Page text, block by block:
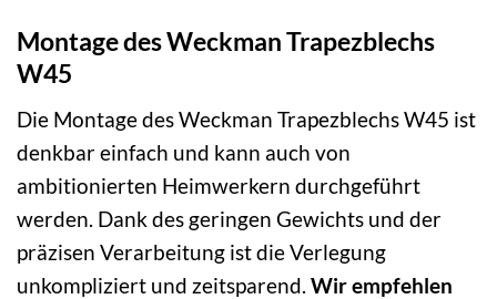
Montage des Weckman Trapezblechs
W45
Die Montage des Weckman Trapezblechs W45 ist
denkbar einfach und kann auch von
ambitionierten Heimwerkern durchgeführt
werden. Dank des geringen Gewichts und der
präzisen Verarbeitung ist die Verlegung
unkompliziert und zeitsparend. Wir empfehlen